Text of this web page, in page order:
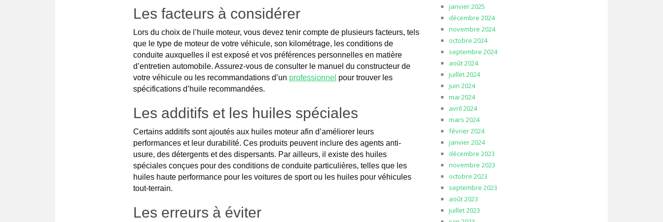
Les facteurs à considérer
Lors du choix de l’huile moteur, vous devez tenir compte de plusieurs facteurs, tels
que le type de moteur de votre véhicule, son kilométrage, les conditions de
conduite auxquelles il est exposé et vos préférences personnelles en matière
d’entretien automobile. Assurez-vous de consulter le manuel du constructeur de
votre véhicule ou les recommandations d’un professionnel pour trouver les
spécifications d’huile recommandées.
Les additifs et les huiles spéciales
Certains additifs sont ajoutés aux huiles moteur afin d’améliorer leurs
performances et leur durabilité. Ces produits peuvent inclure des agents anti-
usure, des détergents et des dispersants. Par ailleurs, il existe des huiles
spéciales conçues pour des conditions de conduite particulières, telles que les
huiles haute performance pour les voitures de sport ou les huiles pour véhicules
tout-terrain.
Les erreurs à éviter
janvier 2025
décembre 2024
novembre 2024
octobre 2024
septembre 2024
août 2024
juillet 2024
juin 2024
mai 2024
avril 2024
mars 2024
février 2024
janvier 2024
décembre 2023
novembre 2023
octobre 2023
septembre 2023
août 2023
juillet 2023